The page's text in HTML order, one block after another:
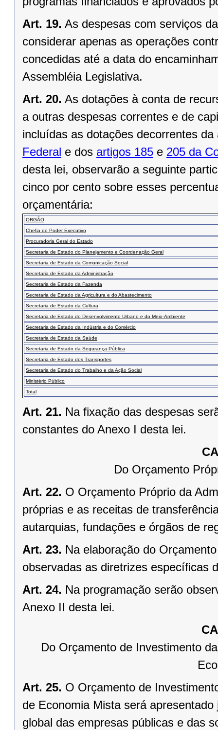
Art. 19. As despesas com serviços
considerar apenas as operações
concedidas até a data do
Assembléia Legislativa.
Art. 20. As dotações à conta de
a outras despesas correntes e de
incluídas as dotações decorrentes
Federal e dos artigos 185 e 205 da
desta lei, observarão a seguinte
cinco por cento sobre esses
orçamentária:
ORGÃO
Chefia do Poder Executivo
Procuradoria Geral do Estado
Secretaria de Estado do Planejamento e Coordenação Geral
Secretaria de Estado da Comunicação Social
Secretaria de Estado da Administração
Secretaria de Estado da Fazenda
Secretaria de Estado da Agricultura e do Abastecimento
Secretaria de Estado da Cultura
Secretaria de Estado do Desenvolvimento Urbano e do Meio-Ambiente
Secretaria de Estado da Indústria e do Comércio
Secretaria de Estado da Saúde
Secretaria de Estado da Segurança Pública
Secretaria de Estado dos Transportes
Secretaria de Estado do Trabalho e da Ação Social
Ministério Público
Total
Art. 21. Na fixação das despesas
constantes do Anexo I desta lei.
Do Orçamento
Art. 22. O Orçamento Próprio da
próprias e as receitas de
autarquias, fundações e órgãos de
Art. 23. Na elaboração do
observadas as diretrizes específicas
Art. 24. Na programação serão
Anexo II desta lei.
Do Orçamento de Investimento
Art. 25. O Orçamento de
de Economia Mista será
global das empresas públicas e das